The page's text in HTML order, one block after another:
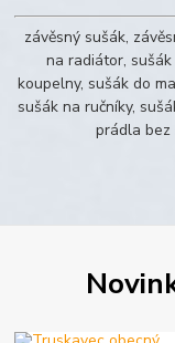
závěsný sušák,
na radiátor,
koupelny, sušák do
sušák na ručníky,
prádla bez